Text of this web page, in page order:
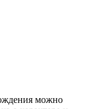
можно